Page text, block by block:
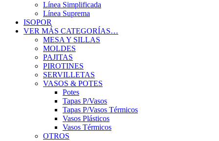
Línea Simplificada
Línea Suprema
ISOPOR
VER MÁS CATEGORÍAS…
MESA Y SILLAS
MOLDES
PAJITAS
PIROTINES
SERVILLETAS
VASOS & POTES
Potes
Tapas P/Vasos
Tapas P/Vasos Térmicos
Vasos Plásticos
Vasos Térmicos
OTROS